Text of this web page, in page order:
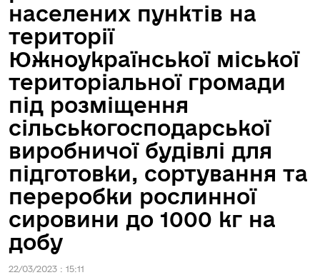
населених пунктів на
території
Южноукраїнської міської
територіальної громади
під розміщення
сільськогосподарської
виробничої будівлі для
підготовки, сортування та
переробки рослинної
сировини до 1000 кг на
добу
22/03/2023 : 15:11